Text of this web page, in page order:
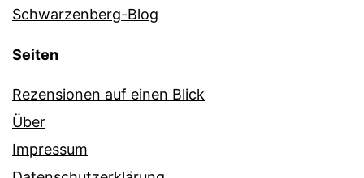
Schwarzenberg-Blog
Seiten
Rezensionen auf einen Blick
Über
Impressum